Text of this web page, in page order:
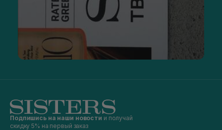
Подпишись на наши новости и получай
скидку 5% на первый заказ